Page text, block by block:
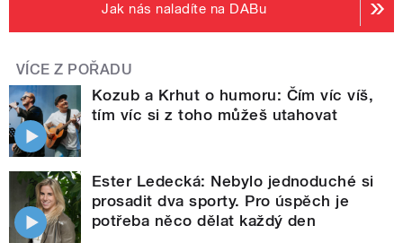
Jak nás naladíte na DABu
VÍCE Z POŘADU
Kozub a Krhut o humoru: Čím víc víš,
tím víc si z toho můžeš utahovat
Ester Ledecká: Nebylo jednoduché si
prosadit dva sporty. Pro úspěch je
potřeba něco dělat každý den